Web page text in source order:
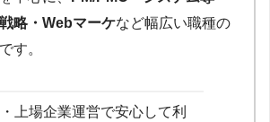
略・Webマーケなど幅広い職種の
す。
・上場企業運営で安心して利